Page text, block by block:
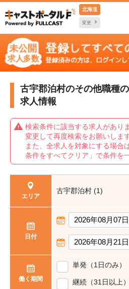
北海道
変更
古宇郡泊村のその他職種の
求人情報
検索条件に該当する求人があり
変更して再度検索をお願いします
また、全求人を対象にする場合
条件をすべてクリア」で条件を
エリア
古宇郡泊村 (1)
日付
働く期間
単発（1日のみ）
継続（31日以上）